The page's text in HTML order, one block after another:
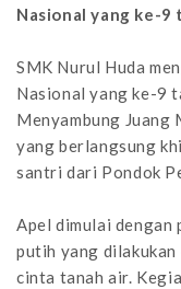
Nasional yang ke-9
SMK Nurul Huda
Nasional yang ke-9
Menyambung Juang
yang berlangsung
santri dari Pondok
Apel dimulai dengan
putih yang dilakukan
cinta tanah air.